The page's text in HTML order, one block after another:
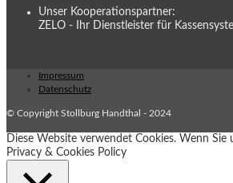
Unser Kooperationspartner:
ZELO - Ihr Dienstleister für
Impressum
Datenschutz
© Copyright Stollburg Handthal - 2024
Diese Website verwendet Cookies. Wenn
Privacy & Cookies Policy